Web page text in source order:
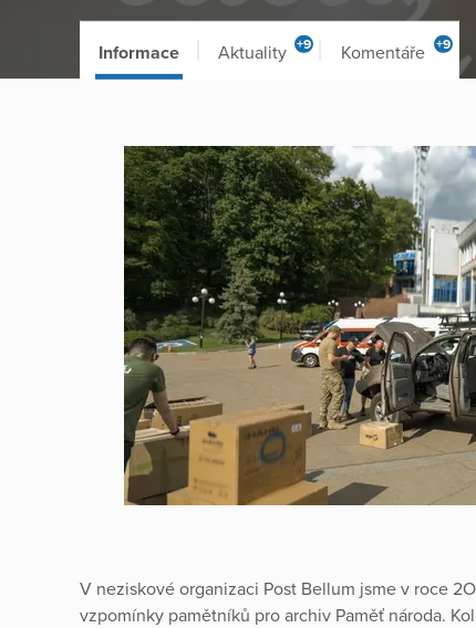
Informace Aktuality +9 Komentáře +9
V neziskové organizaci Post Bellum jsme v roce
vzpomínky pamětníků pro archiv Paměť národa.